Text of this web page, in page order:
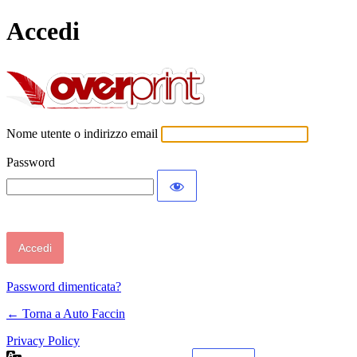
Accedi
Nome utente o indirizzo email
Password
Password dimenticata?
← Torna a Auto Faccin
Privacy Policy